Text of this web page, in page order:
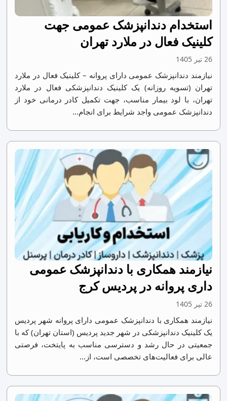
استخدام دندانپزشک عمومی جهت
کلینیک فعال در ملارد تهران
26 تیر 1405
نیازمند دندانپزشک عمومی دارای پروانه – کلینیک فعال در ملارد
تهران (تسویه روزانه) یک کلینیک دندانپزشکی فعال در ملارد
تهران، با لود بیمار مناسب، جهت تکمیل کادر درمانی خود از
دندانپزشک عمومی واجد شرایط برای انجام...
نیازمند همکاری با دندانپزشک عمومی
داری پروانه در پردیس کرج
26 تیر 1405
نیازمند همکاری با دندانپزشک عمومی دارای پروانه شهر پردیس
یک کلینیک دندانپزشکی در شهر جدید پردیس (استان تهران) که با
جمعیتی در حال رشد و دسترسی مناسب به پایتخت، فرصتی
عالی برای فعالیت‌های تخصصی است، از...